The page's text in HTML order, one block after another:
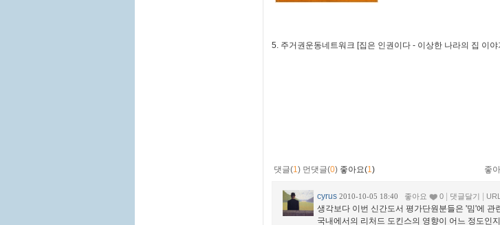
5. 주거권운동네트워크 [집은 인권이다 - 이상한 나라의 집 이야
댓글(1) 먼댓글(0) 좋아요(1) 좋
cyrus 2010-10-05 18:40 좋아요 0 댓글달기
생각보다 이번 신간도서 평가단원분들은 '밈'에 관
국내에서의 리처드 도킨스의 영향이 어느 정도인